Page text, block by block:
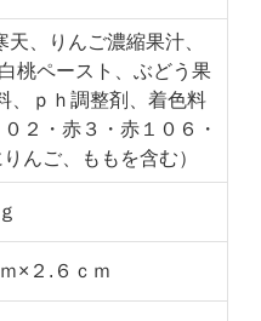
、りんご濃縮果汁、
桃ペースト、ぶどう果
、ｐｈ調整剤、着色料
２・赤３・赤１０６・
んご、ももを含む）
×２.６ｃｍ